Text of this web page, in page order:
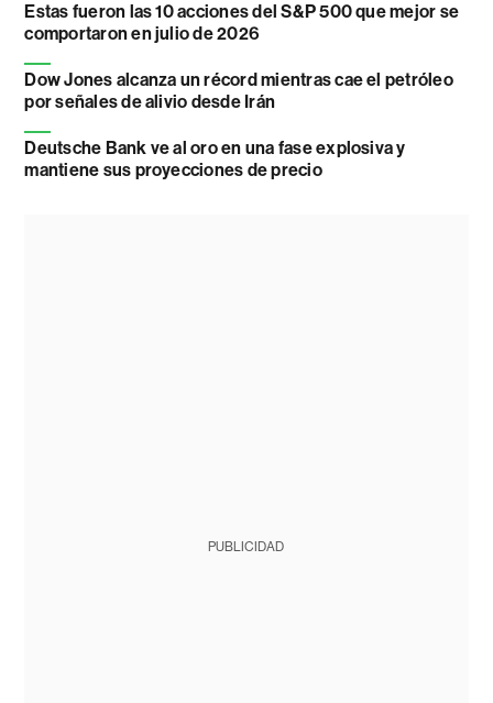
Estas fueron las 10 acciones del S&P 500 que mejor se
comportaron en julio de 2026
Dow Jones alcanza un récord mientras cae el petróleo
por señales de alivio desde Irán
Deutsche Bank ve al oro en una fase explosiva y
mantiene sus proyecciones de precio
PUBLICIDAD